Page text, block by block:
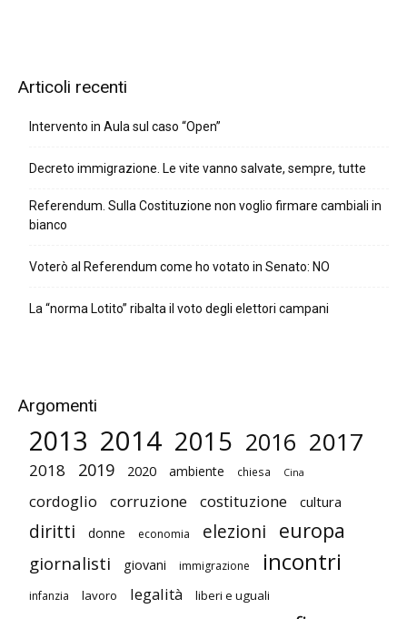
Articoli recenti
Intervento in Aula sul caso “Open”
Decreto immigrazione. Le vite vanno salvate, sempre, tutte
Referendum. Sulla Costituzione non voglio firmare cambiali in
bianco
Voterò al Referendum come ho votato in Senato: NO
La “norma Lotito” ribalta il voto degli elettori campani
Argomenti
2013 2014 2015 2016 2017
2018 2019 2020 ambiente chiesa Cina
cordoglio corruzione costituzione cultura
diritti donne economia elezioni europa
giornalisti giovani immigrazione incontri
infanzia lavoro legalità liberi e uguali